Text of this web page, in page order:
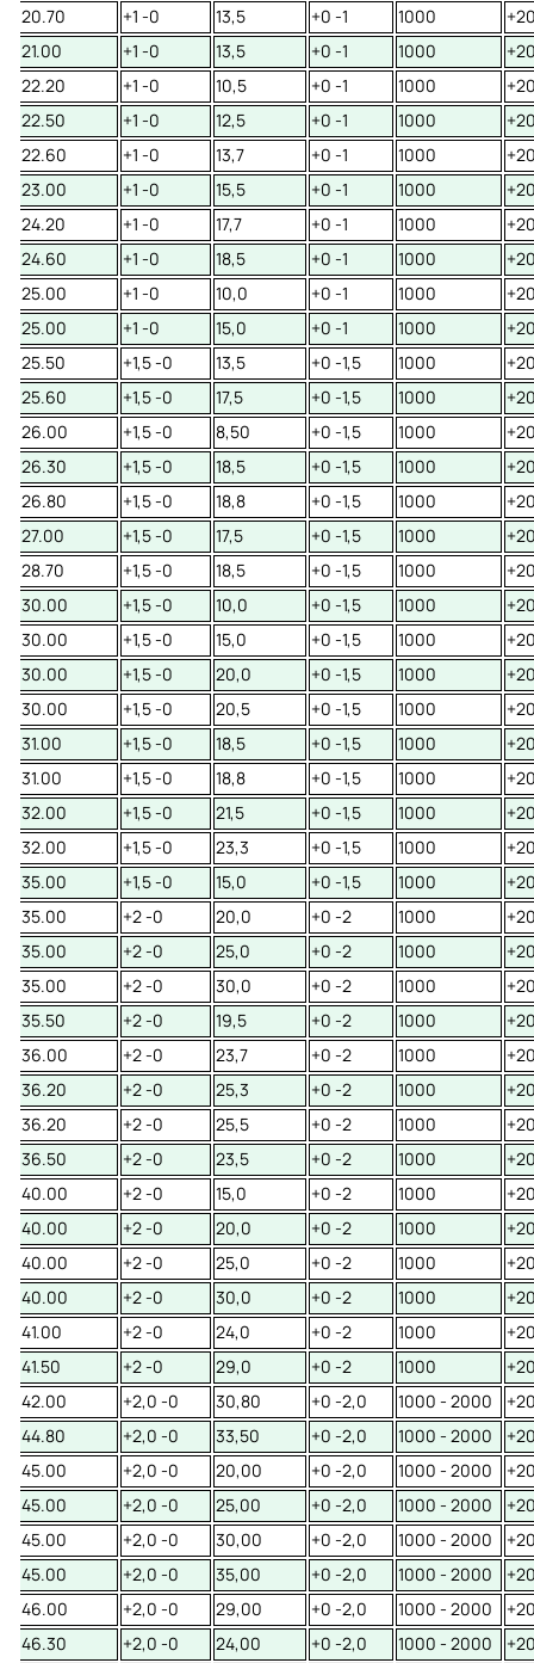
20.70 +1 -0 13,5 +0 -1 1000
21.00
+1 -0 13,5 +0 -1 1000
22.20
+1 -0 10,5 +0 -1 1000
22.50
+1 -0 12,5 +0 -1 1000
22.60
+1 -0 13,7 +0 -1 1000
23.00
+1 -0 15,5 +0 -1 1000
24.20
+1 -0 17,7 +0 -1 1000
24.60
+1 -0 18,5 +0 -1 1000
25.00
+1 -0 10,0 +0 -1 1000
25.00
+1 -0 15,0 +0 -1 1000
25.50
+1,5 -0 13,5 +0 -1,5 1000
25.60
+1,5 -0 17,5 +0 -1,5 1000
26.00
+1,5 -0 8,50 +0 -1,5 1000
26.30
+1,5 -0 18,5 +0 -1,5 1000
26.80
+1,5 -0 18,8 +0 -1,5 1000
27.00
+1,5 -0 17,5 +0 -1,5 1000
28.70
+1,5 -0 18,5 +0 -1,5 1000
30.00
+1,5 -0 10,0 +0 -1,5 1000
30.00
+1,5 -0 15,0 +0 -1,5 1000
30.00
+1,5 -0 20,0 +0 -1,5 1000
30.00
+1,5 -0 20,5 +0 -1,5 1000
31.00
+1,5 -0 18,5 +0 -1,5 1000
31.00
+1,5 -0 18,8 +0 -1,5 1000
32.00
+1,5 -0 21,5 +0 -1,5 1000
32.00
+1,5 -0 23,3 +0 -1,5 1000
35.00
+1,5 -0 15,0 +0 -1,5 1000
35.00
+2 -0 20,0 +0 -2 1000
35.00
+2 -0 25,0 +0 -2 1000
35.00
+2 -0 30,0 +0 -2 1000
35.50
+2 -0 19,5 +0 -2 1000
36.00
+2 -0 23,7 +0 -2 1000
36.20
+2 -0 25,3 +0 -2 1000
36.20
+2 -0 25,5 +0 -2 1000
36.50
+2 -0 23,5 +0 -2 1000
40.00
+2 -0 15,0 +0 -2 1000
40.00
+2 -0 20,0 +0 -2 1000
40.00
+2 -0 25,0 +0 -2 1000
40.00
+2 -0 30,0 +0 -2 1000
41.00
+2 -0 24,0 +0 -2 1000
41.50
+2 -0 29,0 +0 -2 1000
42.00
+2,0 -0 30,80 +0 -2,0 1000 - 2000
44.80
+2,0 -0 33,50 +0 -2,0 1000 - 2000
45.00
+2,0 -0 20,00 +0 -2,0 1000 - 2000
45.00
+2,0 -0 25,00 +0 -2,0 1000 - 2000
45.00
+2,0 -0 30,00 +0 -2,0 1000 - 2000
45.00
+2,0 -0 35,00 +0 -2,0 1000 - 2000
46.00
+2,0 -0 29,00 +0 -2,0 1000 - 2000
46.30
+2,0 -0 24,00 +0 -2,0 1000 - 2000